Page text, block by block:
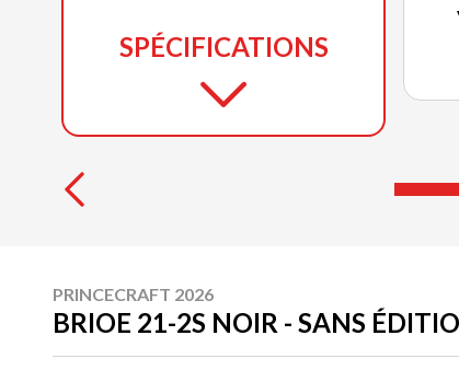
SPÉCIFICATIONS
PRINCECRAFT 2026
BRIOE 21-2S NOIR - SANS